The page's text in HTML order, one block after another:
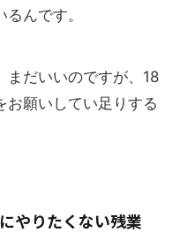
んです。
まだいいのですが、18
お願いしてい足りする
やりたくない残業